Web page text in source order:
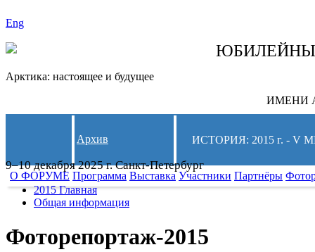
Eng
Арктика: настоящее и будущее
ИМЕНИ
9–10 декабря 2025 г. Санкт-Петербург
Архив ИСТОРИЯ: 2015 г. -
О ФОРУМЕ Программа Выставка Участники Партнёры
2015 Главная
Общая информация
Фоторепортаж-2015